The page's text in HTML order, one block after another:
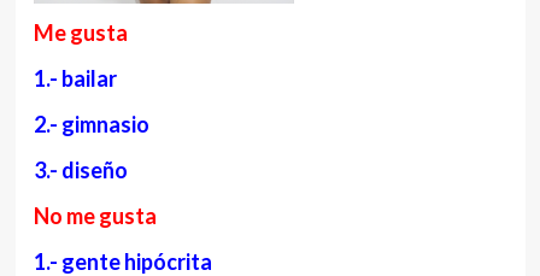
Me gusta
1.- bailar
2.- gimnasio
3.- diseño
No me gusta
1.- gente hipócrita